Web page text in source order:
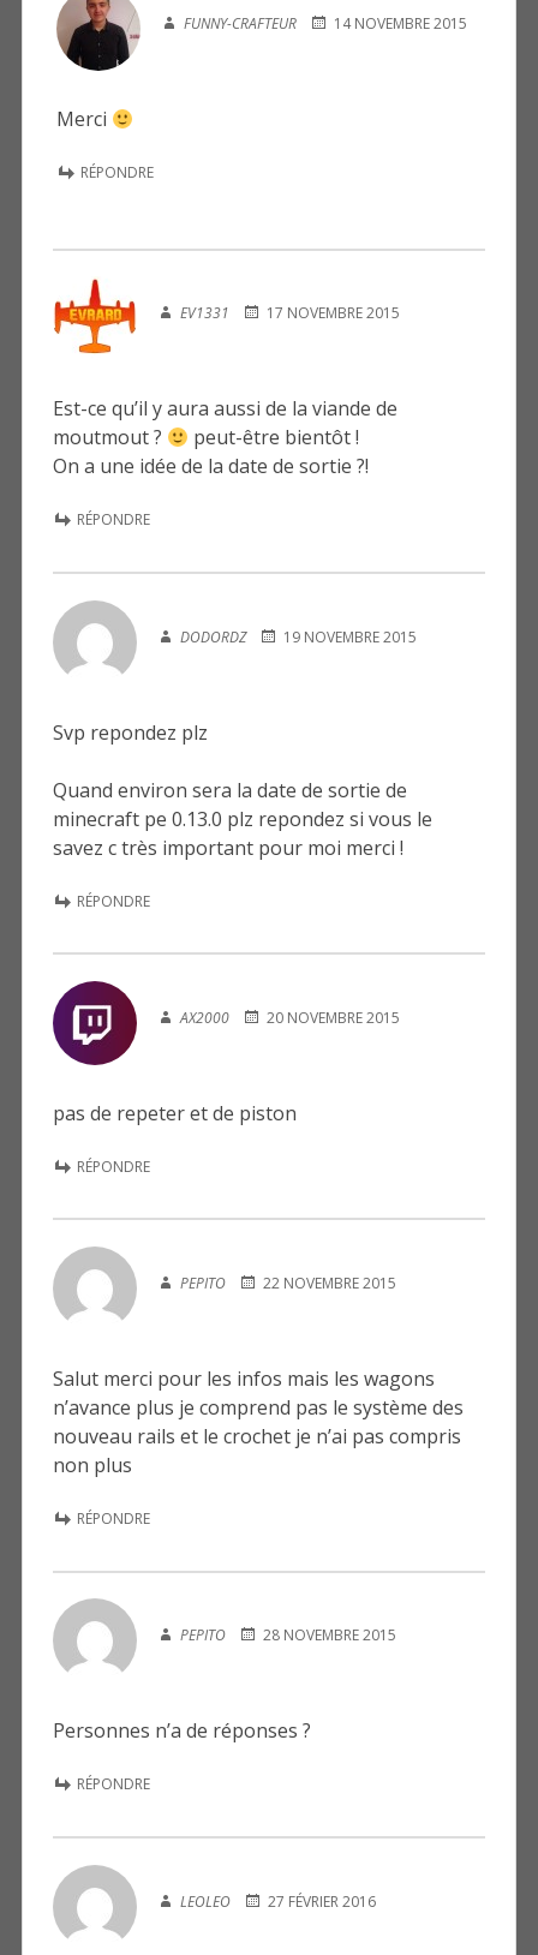
FUNNY-CRAFTEUR 14 NOVEMBRE 2015
Merci
RÉPONDRE
EV1331 17 NOVEMBRE 2015
Est-ce qu’il y aura aussi de la viande de
moutmout ?
peut-être bientôt !
On a une idée de la date de sortie ?!
RÉPONDRE
DODORDZ 19 NOVEMBRE 2015
Svp repondez plz
Quand environ sera la date de sortie de
minecraft pe 0.13.0 plz repondez si vous le
savez c très important pour moi merci !
RÉPONDRE
AX2000 20 NOVEMBRE 2015
pas de repeter et de piston
RÉPONDRE
PEPITO 22 NOVEMBRE 2015
Salut merci pour les infos mais les wagons
n’avance plus je comprend pas le système des
nouveau rails et le crochet je n’ai pas compris
non plus
RÉPONDRE
PEPITO 28 NOVEMBRE 2015
Personnes n’a de réponses ?
RÉPONDRE
LEOLEO 27 FÉVRIER 2016